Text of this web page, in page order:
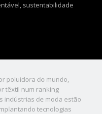
, sustentabilidade
poluidora do mundo,
têxtil num ranking
indústrias de moda estão
tecnologias